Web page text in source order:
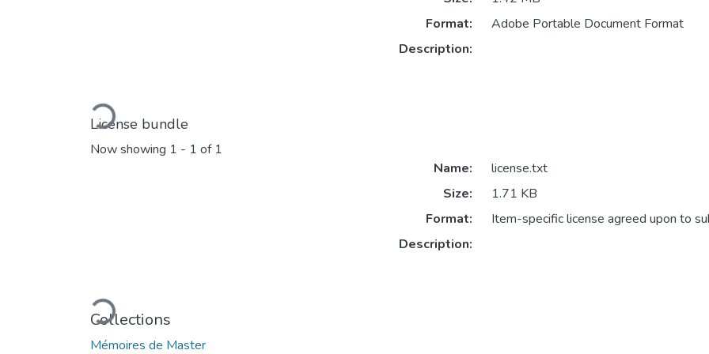
Loading...
Format:
Adobe Portable Document Format
Description:
License bundle
Now showing 1 - 1 of 1
Loading...
Name:
license.txt
Size:
1.71 KB
Format:
Item-specific license agreed upon to
Description:
Collections
Mémoires de Master